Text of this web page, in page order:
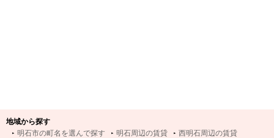
地域から探す
明石市の町名を選んで探す
明石周辺の賃貸
西明石周辺の賃貸